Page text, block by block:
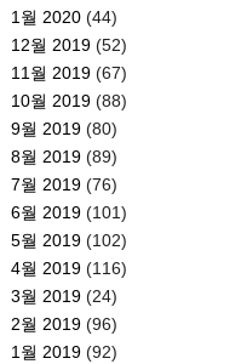
1월 2020(44)
12월 2019(52)
11월 2019(67)
10월 2019(88)
9월 2019(80)
8월 2019(89)
7월 2019(76)
6월 2019(101)
5월 2019(102)
4월 2019(116)
3월 2019(24)
2월 2019(96)
1월 2019(92)